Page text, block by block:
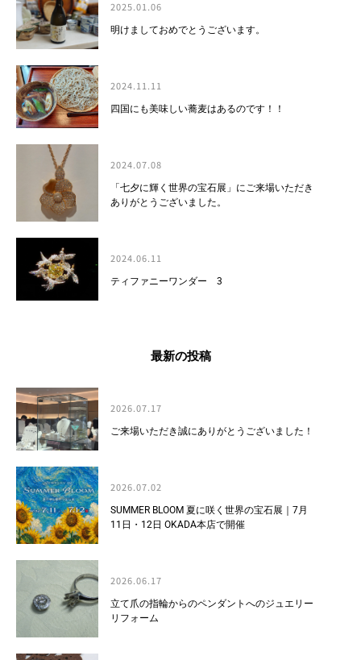
2025.01.06
明けましておめでとうございます。
2024.11.11
四国にも美味しい蕎麦はあるのです！！
2024.07.08
「七夕に輝く世界の宝石展」にご来場いただき
ありがとうございました。
2024.06.11
ティファニーワンダー 3
最新の投稿
2026.07.17
ご来場いただき誠にありがとうございました！
2026.07.02
SUMMER BLOOM 夏に咲く世界の宝石展｜7月
11日・12日 OKADA本店で開催
2026.06.17
立て爪の指輪からのペンダントへのジュエリー
リフォーム